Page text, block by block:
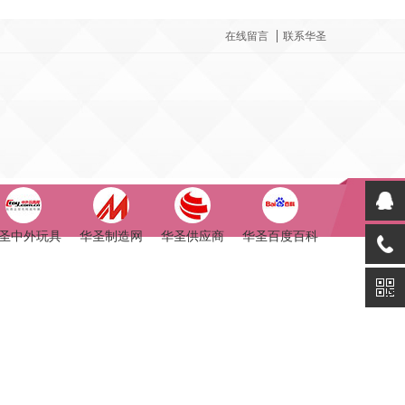
在线留言 联系华圣
中外玩具 华圣制造网 华圣供应商 华圣百度百科